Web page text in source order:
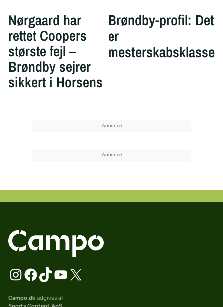
Nørgaard har
rettet Coopers
største fejl –
Brøndby sejrer
sikkert i Horsens
Brøndby-profil: Det
er
mesterskabsklasse
Campo.dkudgives af
Sports Content ApS